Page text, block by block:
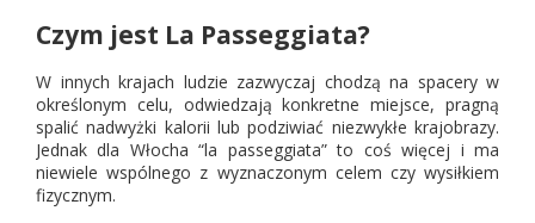
Czym jest La Passeggiata?
W innych krajach ludzie zazwyczaj chodzą na spacery w
określonym celu, odwiedzają konkretne miejsce, pragną
spalić nadwyżki kalorii lub podziwiać niezwykłe krajobrazy.
Jednak dla Włocha “la passeggiata” to coś więcej i ma
niewiele wspólnego z wyznaczonym celem czy wysiłkiem
fizycznym.